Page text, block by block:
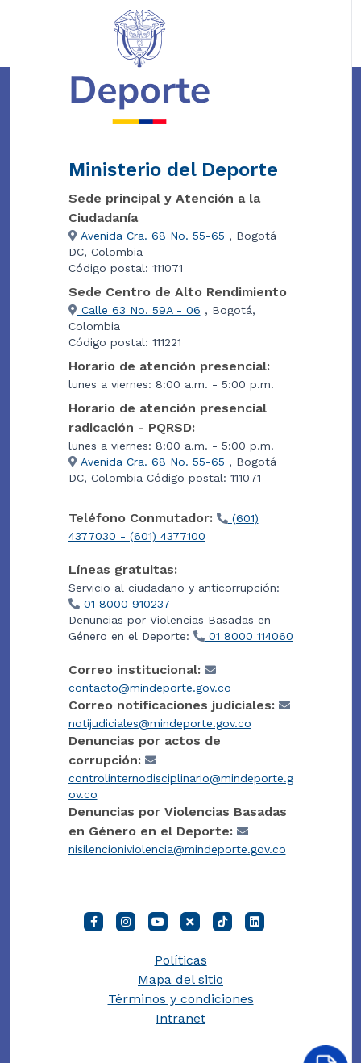
Ministerio del Deporte
Sede principal y Atención a la
Ciudadanía
Avenida Cra. 68 No. 55-65 , Bogotá
DC, Colombia
Código postal: 111071
Sede Centro de Alto Rendimiento
Calle 63 No. 59A - 06 , Bogotá,
Colombia
Código postal: 111221
Horario de atención presencial:
lunes a viernes: 8:00 a.m. - 5:00 p.m.
Horario de atención presencial
radicación - PQRSD:
lunes a viernes: 8:00 a.m. - 5:00 p.m.
Avenida Cra. 68 No. 55-65 , Bogotá
DC, Colombia Código postal: 111071
Teléfono Conmutador:
(601)
4377030 - (601) 4377100
Líneas gratuitas:
Servicio al ciudadano y anticorrupción:
01 8000 910237
Denuncias por Violencias Basadas en
Género en el Deporte:
01 8000 114060
Correo institucional:
contacto@mindeporte.gov.co
Correo notificaciones judiciales:
notijudiciales@mindeporte.gov.co
Denuncias por actos de
corrupción:
controlinternodisciplinario@mindeporte.g
ov.co
Denuncias por Violencias Basadas
en Género en el Deporte:
nisilencioniviolencia@mindeporte.gov.co
Políticas
Mapa del sitio
Términos y condiciones
Intranet